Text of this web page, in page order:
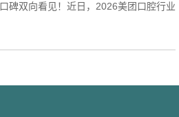
碑双向看见！近日，2026美团口腔行业